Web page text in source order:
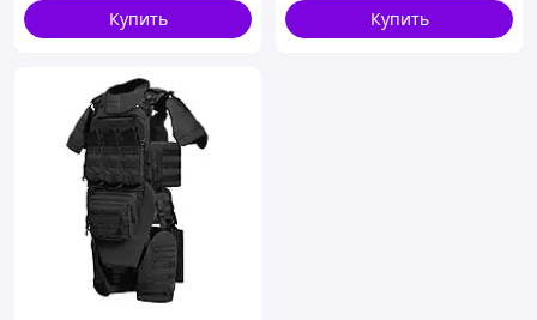
Купить
Купить